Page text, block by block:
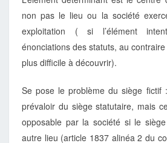
non pas le lieu ou la société
exploitation ( si l’élément
énonciations des statuts, au
plus difficile à découvrir).
Se pose le problème du siège fictif
prévaloir du siège statutaire, mais
opposable par la société si le
autre lieu (article 1837 alinéa 2 du